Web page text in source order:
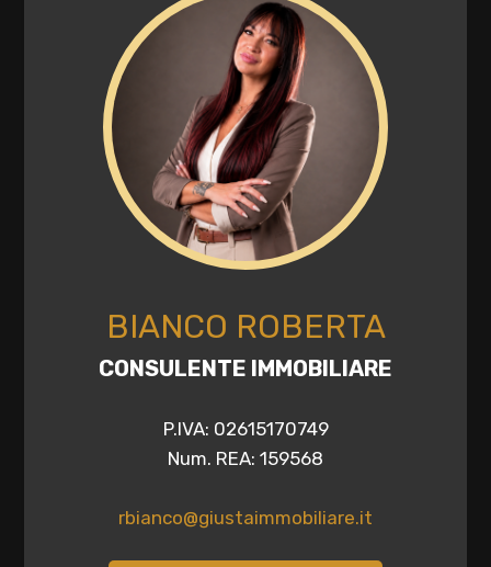
Doccia
Tapparelle
Ingresso indipendente
BIANCO ROBERTA
CONSULENTE IMMOBILIARE
P.IVA: 02615170749
Num. REA: 159568
rbianco@giustaimmobiliare.it